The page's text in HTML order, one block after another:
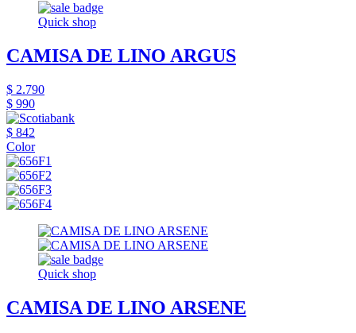
Quick shop
CAMISA DE LINO ARGUS
$ 2.790
$ 990
$ 842
Color
Quick shop
CAMISA DE LINO ARSENE